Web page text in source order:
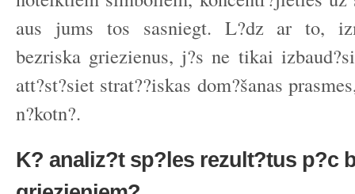
aus jums tos sasniegt. L?dz ar to,
bezriska griezienus, j?s ne tikai
att?st?siet strat??iskas dom?šanas
n?kotn?.
K? analiz?t sp?les rezult?tus p?c